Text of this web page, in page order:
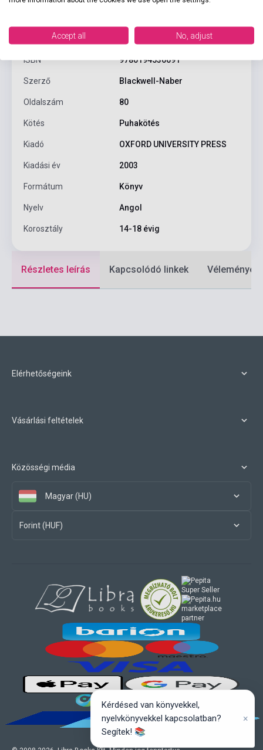
ISBN 9780194536691
Szerző Blackwell-Naber
Oldalszám 80
Kötés Puhakötés
Kiadó OXFORD UNIVERSITY PRESS
Kiadási év 2003
Formátum Könyv
Nyelv Angol
Korosztály 14-18 évig
Részletes leírás Kapcsolódó linkek Vélemények
Elérhetőségeink
Vásárlási feltételek
Közösségi média
Magyar (HU)
Forint (HUF)
marketplace
partner
Accept all No, adjust
Kérdésed van könyvekkel,
nyelvkönyvekkel kapcsolatban?
Segítek! 📚
×